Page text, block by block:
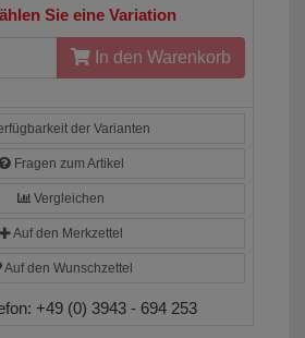
Sie eine Variation
In den Warenkorb
der Varianten
Fragen zum Artikel
Vergleichen
Auf den Merkzettel
Auf den Wunschzettel
+49 (0) 3943 - 694 253